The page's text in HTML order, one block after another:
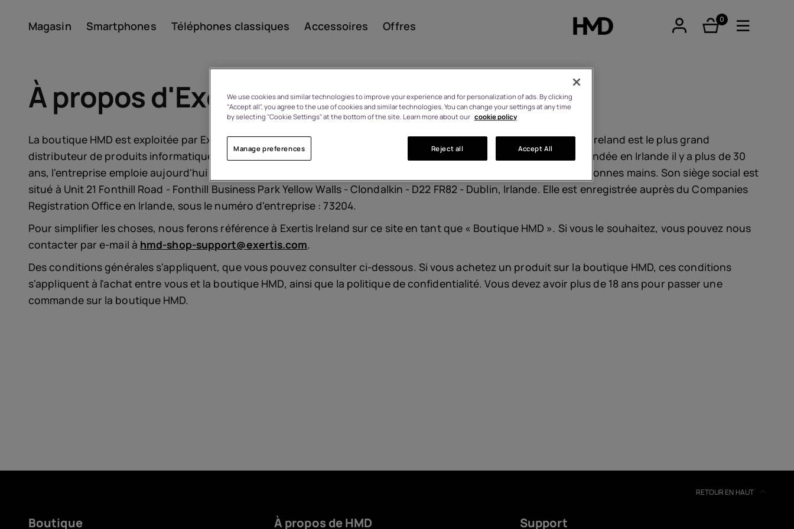
Magasin Smartphones Téléphones classiques Accessoires Offres
0
éléments
Smartphones
Téléphones
classiques
À propos
Recyclage des appareils
Auto-réparation
France
À propos d'Exertis
La boutique HMD est exploitée par Exertis Ireland Limited, une société enregistrée en République d'Irlande. Exertis Ireland est le plus grand
distributeur de produits informatiques et de divertissement à domicile ainsi que de services associés en Irlande. Fondée en Irlande il y a plus de 30
ans, l'entreprise emploie aujourd'hui plus de 90 collaborateurs, ce qui garantit que votre commande est entre de bonnes mains. Son siège social est
situé à Unit 21 Fonthill Road - Fonthill Business Park Yellow Walls - Clondalkin - D22 FR82 - Dublin, Irlande. Elle est enregistrée auprès du Companies
Registration Office en Irlande, sous le numéro d'entreprise : 73204.
Pour simplifier les choses, nous ferons référence à Exertis Ireland sur ce site en tant que « Boutique HMD ». Si vous le souhaitez, vous pouvez nous
contacter par e-mail à hmd-shop-support@exertis.com.
Des conditions générales s'appliquent, que vous pouvez consulter ci-dessous. Si vous achetez un produit sur la boutique HMD, ces conditions
s'appliquent à l'achat entre vous et la boutique HMD, ainsi que la politique de confidentialité. Vous devez avoir plus de 18 ans pour passer une
commande sur la boutique HMD.
RETOUR EN HAUT
Boutique À propos de HMD Support
We use cookies and similar technologies to improve your experience and for personalization of ads. By clicking
"Accept all", you agree to the use of cookies and similar technologies. You can change your settings at any time
by selecting "Cookie Settings" at the bottom of the site. Learn more about our cookie policy
Manage preferences Reject all Accept All